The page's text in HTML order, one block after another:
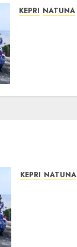
KEPRI NATUNA
07/08/2026
KEPRI NATUNA